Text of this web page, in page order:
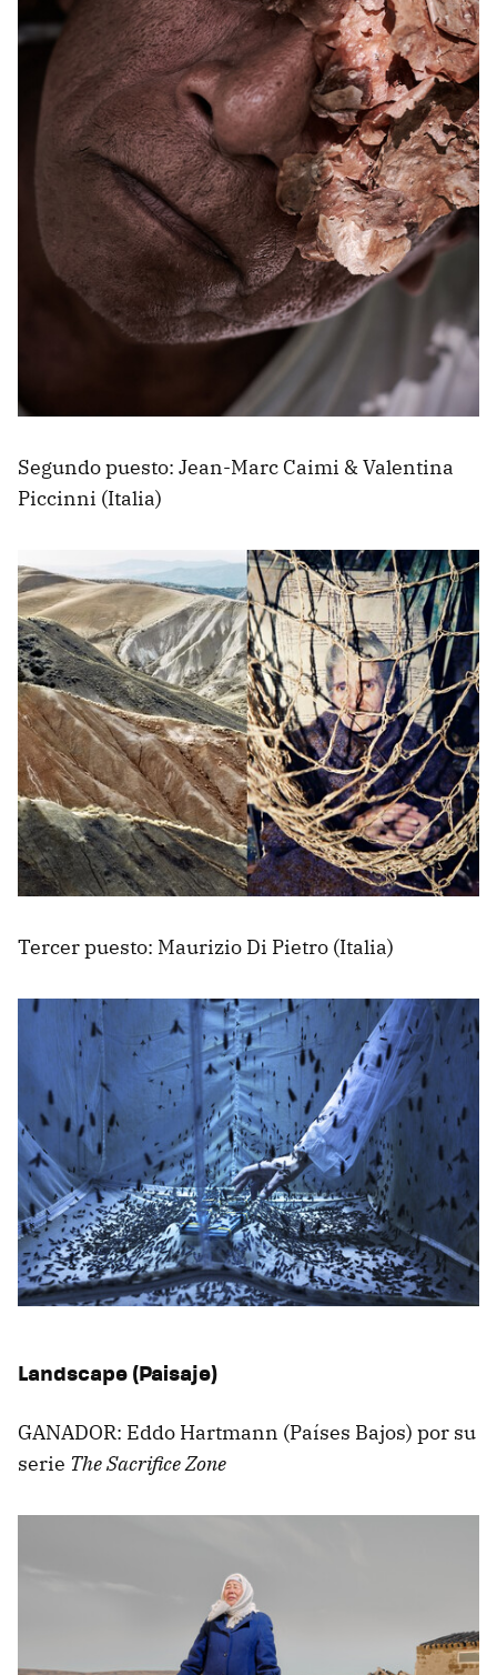
Segundo puesto: Jean-Marc Caimi & Valentina
Piccinni (Italia)
Tercer puesto: Maurizio Di Pietro (Italia)
Landscape (Paisaje)
GANADOR: Eddo Hartmann (Países Bajos) por su
serie The Sacrifice Zone